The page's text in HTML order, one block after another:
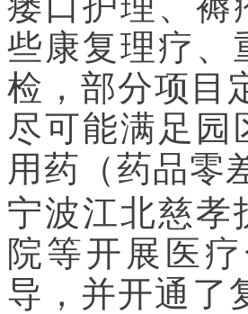
些康复理疗、
检，部分项目
尽可能满足园
用药（药品零
宁波江北慈孝
院等开展医
导，并开通了